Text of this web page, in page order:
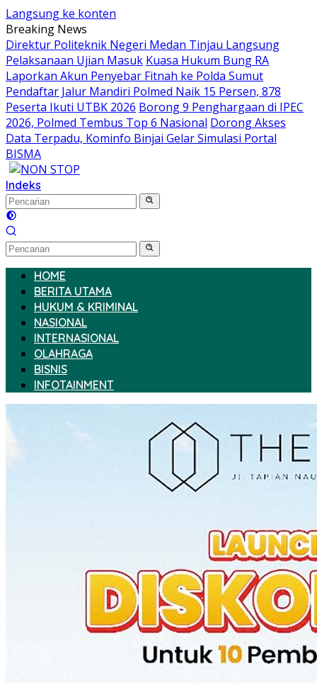
Langsung ke konten
Breaking News
Direktur Politeknik Negeri Medan Tinjau Langsung
Pelaksanaan Ujian Masuk Kuasa Hukum Bung RA
Laporkan Akun Penyebar Fitnah ke Polda Sumut
Pendaftar Jalur Mandiri Polmed Naik 15 Persen, 878
Peserta Ikuti UTBK 2026 Borong 9 Penghargaan di IPEC
2026, Polmed Tembus Top 6 Nasional Dorong Akses
Data Terpadu, Kominfo Binjai Gelar Simulasi Portal
BISMA
Indeks
HOME
BERITA UTAMA
HUKUM & KRIMINAL
NASIONAL
INTERNASIONAL
OLAHRAGA
BISNIS
INFOTAINMENT